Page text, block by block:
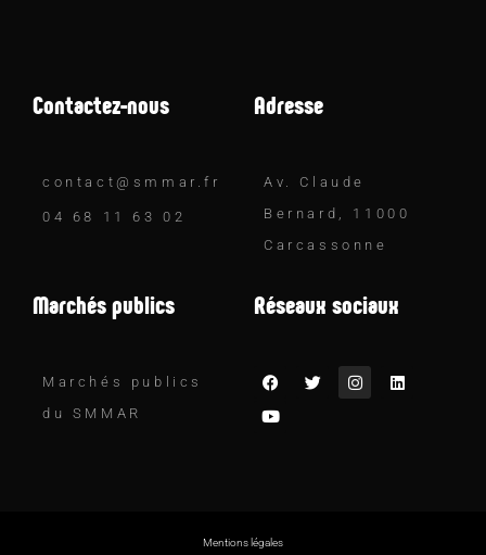
Contactez-nous
contact@smmar.fr
04 68 11 63 02
Adresse
Av. Claude
Bernard, 11000
Carcassonne
Marchés publics
Marchés publics
du SMMAR
Réseaux sociaux
Mentions légales